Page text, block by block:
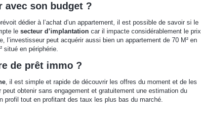
avec son budget ?
dédier à l’achat d’un appartement, il est possible de savoir si le
le secteur d’implantation car il impacte considérablement le prix
l’investisseur peut acquérir aussi bien un appartement de 70 M² en
situé en périphérie.
de prêt immo ?
, il est simple et rapide de découvrir les offres du moment et de les
obtenir sans engagement et gratuitement une estimation du
profil tout en profitant des taux les plus bas du marché.